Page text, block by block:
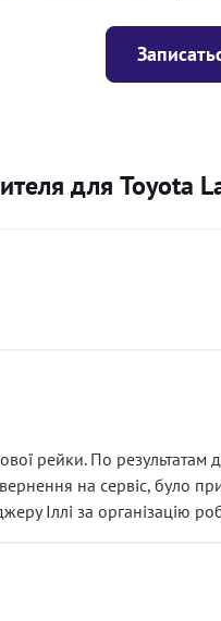
для Toyota
рейки. По результатам
на сервіс, було
Іллі за організацію